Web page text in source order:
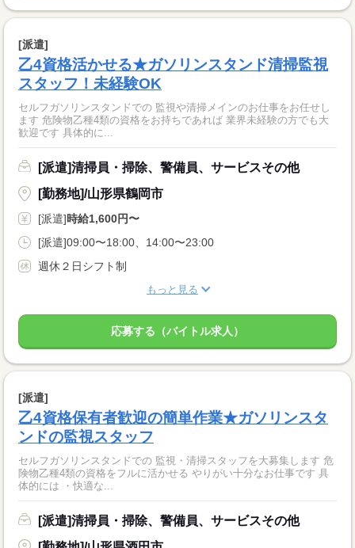
[派遣]
乙4資格活かせる★ガソリンスタンド清掃監視
スタッフ！未経験OK
セルフガソリンスタンドでの 監視や清掃メインのお仕事をお任せし
ます 危険物乙種4類の資格をお持ちであれば 業界未経験の方でも大
歓迎です 具体的に...
[派遣]清掃員・掃除、警備員、サービスその他
[勤務地]/山形県鶴岡市
[派遣]時給1,600円〜
[派遣]09:00〜18:00、14:00〜23:00
週休２日シフト制
もっと見る
応募する（バイトル求人）
[派遣]
乙4資格保有者歓迎の簡単作業★ガソリンスタ
ンドの監視スタッフ
セルフガソリンスタンドでの 監視・清掃スタッフを大募集します 危
険物乙種4類の資格をフルに活かせる やりがい十分なお仕事です 具
体的には ・快適な...
[派遣]清掃員・掃除、警備員、サービスその他